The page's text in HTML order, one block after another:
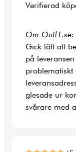
Verifierad
Om Outl1.se:
Gick lätt att
på
glesade ur
svårare med